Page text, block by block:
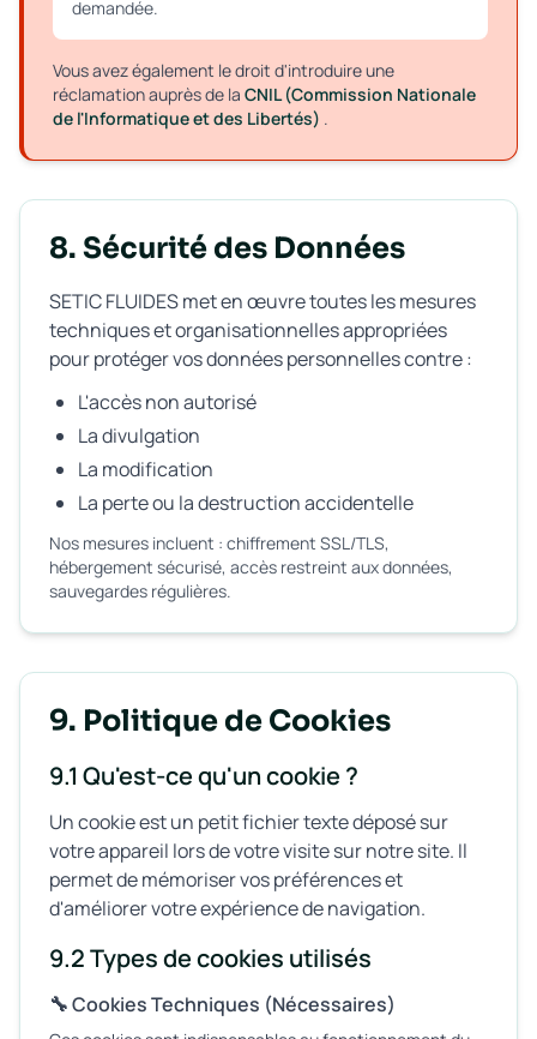
demandée.
Vous avez également le droit d'introduire une
réclamation auprès de la CNIL (Commission Nationale
de l'Informatique et des Libertés) .
8. Sécurité des Données
SETIC FLUIDES met en œuvre toutes les mesures
techniques et organisationnelles appropriées
pour protéger vos données personnelles contre :
L'accès non autorisé
La divulgation
La modification
La perte ou la destruction accidentelle
Nos mesures incluent : chiffrement SSL/TLS,
hébergement sécurisé, accès restreint aux données,
sauvegardes régulières.
9. Politique de Cookies
9.1 Qu'est-ce qu'un cookie ?
Un cookie est un petit fichier texte déposé sur
votre appareil lors de votre visite sur notre site. Il
permet de mémoriser vos préférences et
d'améliorer votre expérience de navigation.
9.2 Types de cookies utilisés
🔧 Cookies Techniques (Nécessaires)